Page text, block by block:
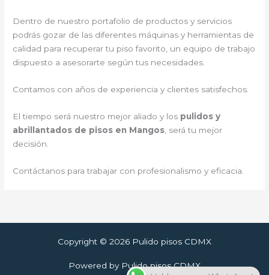
Dentro de nuestro portafolio de productos y servicios
podrás gozar de las diferentes máquinas y herramientas de
calidad para recuperar tu piso favorito, un equipo de trabajo
dispuesto a asesorarte según tus necesidades.
Contamos con años de experiencia y clientes satisfechos.
El tiempo será nuestro mejor aliado y los pulidos y
abrillantados de pisos en Mangos , será tu mejor
decisión.
Contáctanos para trabajar con profesionalismo y eficacia.
Copyright © 2026 Pulido pisos CDMX
Powered by Pulido pisos CDMX